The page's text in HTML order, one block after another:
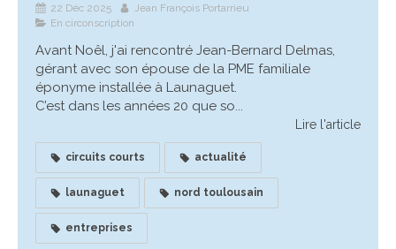
22 Déc 2025
Jean François Portarrieu
En circonscription
Avant Noêl, j'ai rencontré Jean-Bernard Delmas,
gérant avec son épouse de la PME familiale
éponyme installée à Launaguet.
C’est dans les années 20 que so...
Lire l'article
circuits courts actualité
launaguet nord toulousain
entreprises